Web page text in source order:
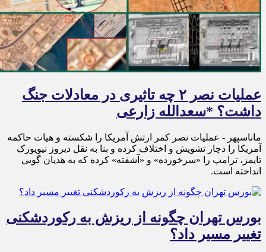
عملیات نصر ۲ چه تاثیری در معادلات جنگ
داشت؟ *سعدالله زارعی
ماناسپهر - عملیات نصر کمر ارتش آمریکا را شکسته و هیات حاکمه
آمریکا را دچار تشویش و اختلاف کرده و بنا به نقل دیروز نیویورک
تایمز، ترامپ را «سرخورده» و «آشفته» کرده که به هذیان گویی
انداخته است.
بورس تهران چگونه از ریزش به رکوردشکنی
تغییر مسیر داد؟